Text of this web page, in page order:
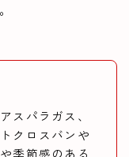
スパラガス、
クロスバンや